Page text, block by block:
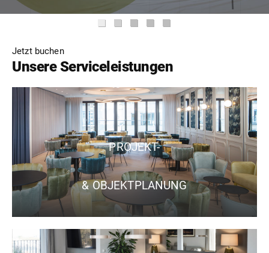
Jetzt buchen
Unsere Serviceleistungen
PROJEKT-
& OBJEKTPLANUNG